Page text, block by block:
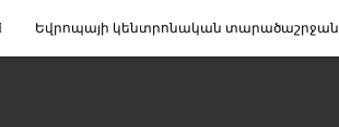
Եվրոպայի կենտրոնական տարածաշրջան